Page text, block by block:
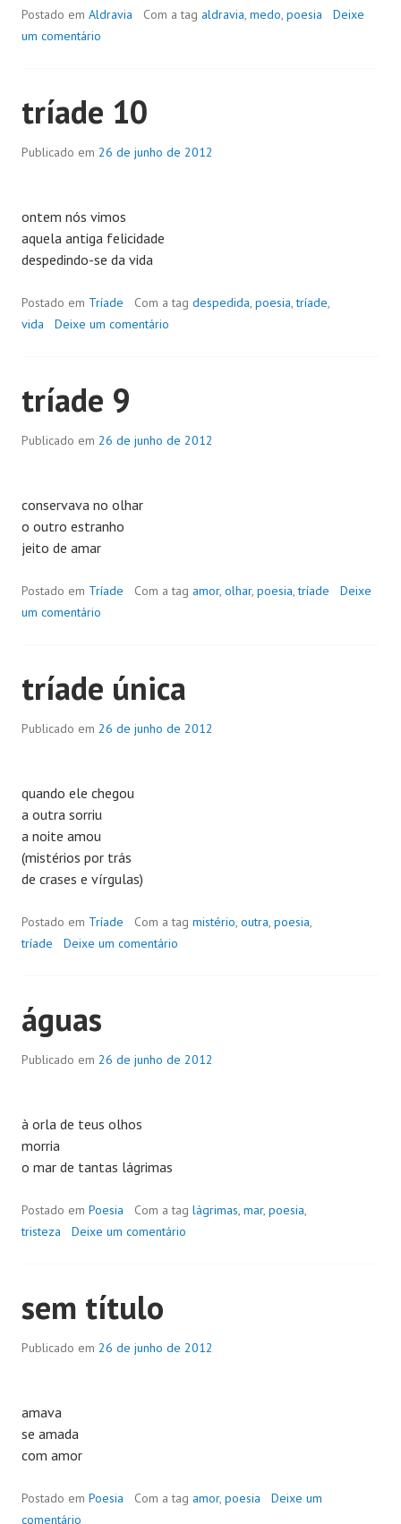
Postado em Aldravia Com a tag aldravia, medo, poesia
Deixe
um comentário
tríade 10
Publicado em 26 de junho de 2012
ontem nós vimos
aquela antiga felicidade
despedindo-se da vida
Postado em Tríade Com a tag despedida, poesia,tríade,
vida
Deixe um comentário
tríade 9
Publicado em 26 de junho de 2012
conservava no olhar
o outro estranho
jeito de amar
Postado em Tríade Com a tag amor, olhar, poesia,tríade
Deixe
um comentário
tríade única
Publicado em 26 de junho de 2012
quando ele chegou
a outra sorriu
a noite amou
(mistérios por trás
de crases e vírgulas)
Postado em Tríade Com a tag mistério, outra, poesia,
tríade
Deixe um comentário
águas
Publicado em 26 de junho de 2012
à orla de teus olhos
morria
o mar de tantas lágrimas
Postado em Poesia Com a tag lágrimas, mar, poesia,
tristeza
Deixe um comentário
sem título
Publicado em 26 de junho de 2012
amava
se amada
com amor
Postado em Poesia Com a tag amor, poesia
Deixe um
comentário